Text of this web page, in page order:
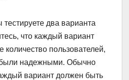
два варианта
что каждый вариант
количество пользователей,
были надежными. Обычно
вариант должен быть